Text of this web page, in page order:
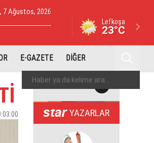
7 Ağustos, 2026
Lefkoşa
23°C
E-GAZETE DİĞER
YAZARLAR